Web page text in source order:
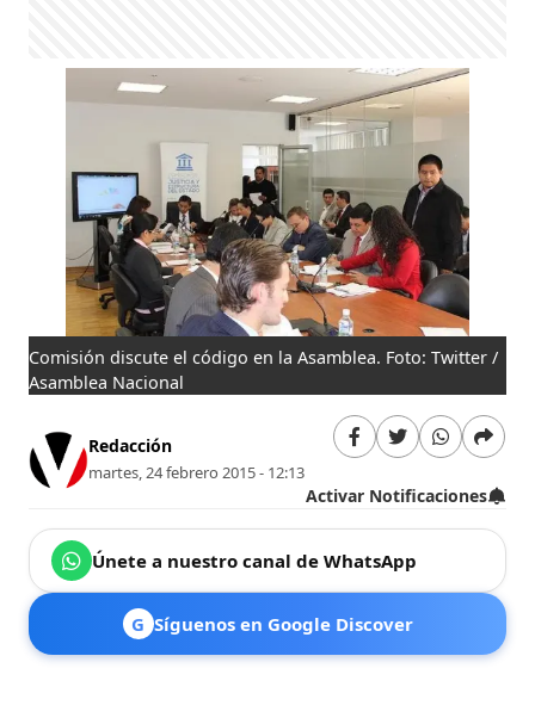
Comisión discute el código en la Asamblea. Foto: Twitter /
Asamblea Nacional
Redacción
martes, 24 febrero 2015 - 12:13
Activar Notificaciones
Únete a nuestro canal de WhatsApp
G Síguenos en Google Discover